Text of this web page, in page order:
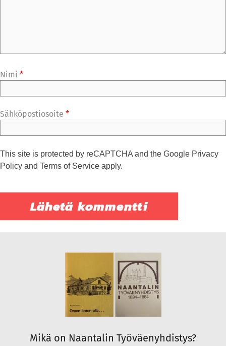
Nimi *
Sähköpostiosoite *
This site is protected by reCAPTCHA and the Google Privacy
Policy and Terms of Service apply.
Mikä on Naantalin Työväenyhdistys?